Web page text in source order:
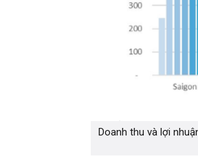
Doanh thu và lợi